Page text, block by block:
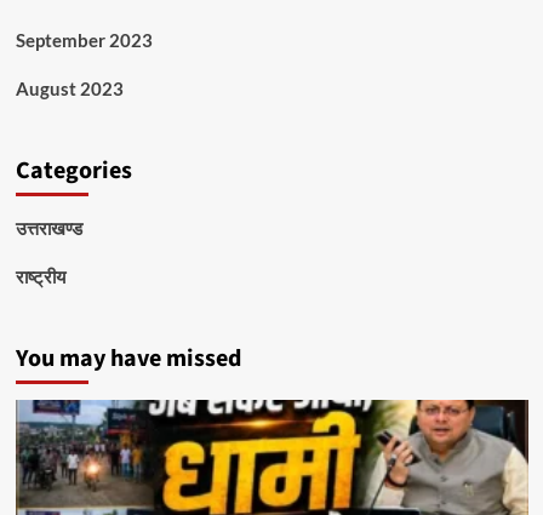
September 2023
August 2023
Categories
उत्तराखण्ड
राष्ट्रीय
You may have missed